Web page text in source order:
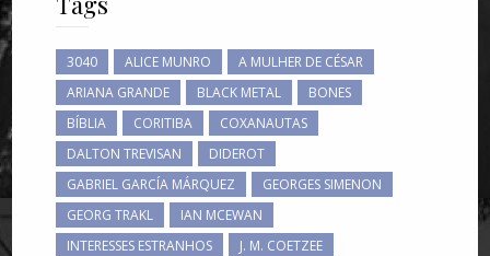
3040 ALICE MUNRO
A MULHER DE CÉSAR
ARIANA GRANDE
BLACK METAL
BONES
BÍBLIA
CORITIBA
COXANAUTAS
DALTON TREVISAN
DIDEROT
GABRIEL GARCÍA MÁRQUEZ
GEORGES SIMENON
GEORG TRAKL
IAN MCEWAN
INTERESSES ESTRANHOS
J. M. COETZEE